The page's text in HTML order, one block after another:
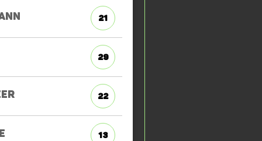
21
29
22
13